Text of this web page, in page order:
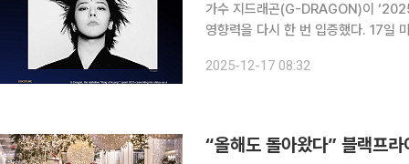
가수 지드래곤(G-DRAGON)이
영향력을 다시 한 번 입증했다. 17일 미국의 글로벌 패션·라이프스타일 매거진 하입비스트
이름을 올렸다. ‘HB100’은 하입비
2025-12-17 08:32
“올해도 돌아왔다” 블랙프